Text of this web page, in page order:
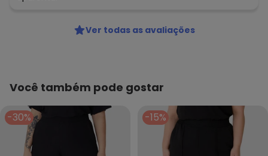
Ver todas as avaliações
Você também pode gostar
-30% -15%